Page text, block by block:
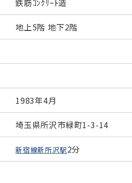
鉄筋ｺﾝｸﾘｰﾄ造
地上5階 地下2階
1983年4月
埼玉県所沢市緑町1-3-14
新宿線新所沢駅2分